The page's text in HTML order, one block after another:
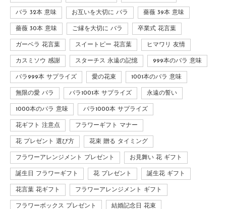
バラ 32本 意味 お互いを大切に バラ 薔薇 39本 意味
薔薇 30本 意味 ご縁を大切に バラ 卒業式 花言葉
ガーベラ 花言葉 スイートピー 花言葉 ヒマワリ 友情
カスミソウ 感謝 スターチス 永遠の記憶 999本のバラ 意味
バラ999本 サプライズ 愛の花束 1001本のバラ 意味
無限の愛 バラ バラ1001本 サプライズ 永遠の誓い
1000本のバラ 意味 バラ1000本 サプライズ
花ギフト 注意点 フラワーギフト マナー
花 プレゼント 選び方 花束 贈る タイミング
フラワーアレンジメント プレゼント お見舞い 花 ギフト
誕生日 フラワーギフト 花 プレゼント 誕生花 ギフト
花言葉 花ギフト フラワーアレンジメント ギフト
フラワーボックス プレゼント 結婚記念日 花束